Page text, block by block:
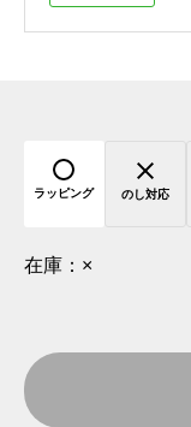
ラッピング のし対応
在庫： ×